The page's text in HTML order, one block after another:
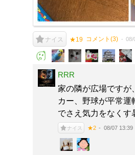
ナイス ★19 コメント(3) 08/
RRR
家の隣が広場ですが
カー、野球が平常運
でさえ気力をなくす
ナイス ★2 08/07 13:39